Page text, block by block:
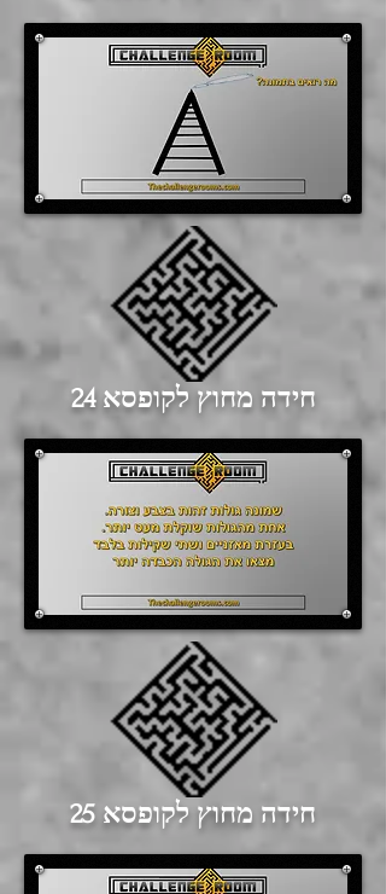
חידה מחוץ לקופסא 24
חידה מחוץ לקופסא 25